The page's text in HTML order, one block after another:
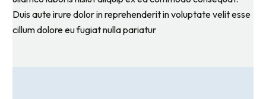
Duis aute irure dolor in reprehenderit in voluptate velit esse
cillum dolore eu fugiat nulla pariatur